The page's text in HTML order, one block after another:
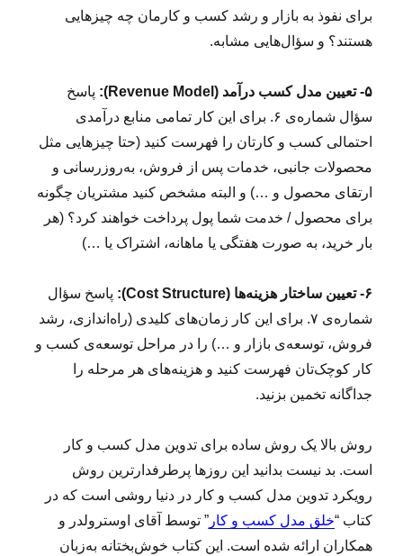
برای نفوذ به بازار و رشد کسب و کارمان چه چیزهایی
هستند؟ و سؤال‌هایی مشابه.
۵- تعیین مدل کسب درآمد (Revenue Model):
پاسخ
سؤال شماره‌ی ۶. برای این کار تمامی منابع درآمدی
احتمالی کسب و کارتان را فهرست کنید (حتا چیزهایی مثل
محصولات جانبی، خدمات پس از فروش، به‌روزرسانی و
ارتقای محصول و …) و البته مشخص کنید مشتریان چگونه
برای محصول / خدمت شما پول پرداخت خواهند کرد؟ (هر
بار خرید، به صورت هفتگی یا ماهانه، اشتراک یا …)
۶- تعیین ساختار هزینه‌‌ها (Cost Structure):
پاسخ سؤال
شماره‌ی ۷. برای این کار زمان‌‌های کلیدی (راه‌اندازی، رشد
فروش، توسعه‌ی بازار و …) را در مراحل توسعه‌ی کسب و
کار کوچک‌تان فهرست کنید و هزینه‌های هر مرحله را
جداگانه تخمین بزنید.
روش بالا یک روش ساده برای تدوین مدل کسب و کار
است. بد نیست بدانید این روزها پرطرفدارترین روش
رویکرد تدوین مدل کسب و کار در دنیا روشی است که در
کتاب “خلق مدل کسب و کار” توسط آقای اوسترولدر و
همکاران ارائه شده است. این کتاب خوش‌بختانه به‌زبان